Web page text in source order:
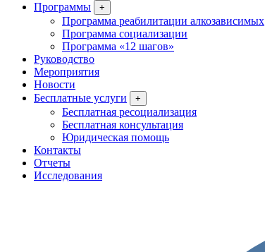
Программы
+
Программа реабилитации алкозависимых
Программа социализации
Программа «12 шагов»
Руководство
Мероприятия
Новости
Бесплатные услуги
+
Бесплатная ресоциализация
Бесплатная консультация
Юридическая помощь
Контакты
Отчеты
Исследования